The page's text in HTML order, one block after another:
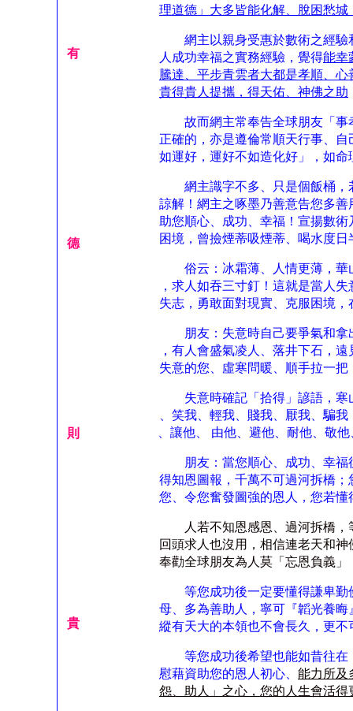
有
德
則
貴
理道德」大多皆能化解、脫困愁
網主以親身受惠於數術之經驗
人成功幸福之實務經驗，覺得能幸
騰達、平步青雲者大都是孝順、
貴得貴人提攜，得天佑、神佛之助
故而網主常奉告全球朋友「事
正確的，亦是遵倫常順天行事、
如運好，運好不如造化好」，如
網主識字不多、只是個飯桶，
諒解！網主之啄墨乃善意告您多
助您順心、成功、幸福！宣揚數
困境，曾撿煙蒂吸煙蒂、喝水度
俗云：冰霜薄、人情更薄，華
，求人如吞三寸釘！這就是當人
失志，勇敢面對現實、克服困境
朋友：失意時自己要爭氣和拿
，有人會盛氣凌人、落井下石，
失意的您、虛寒問暖、順手拉一
失意時確記「拾得」諺語，寒
、笑我、輕我、賤我、厭我、騙
、讓他、 由他、避他、耐他、敬
朋友：當您順心、成功、幸福
得知恩圖報，千萬不可過河拆橋
您、令您奮發圖強的恩人，您若
人若不知恩感恩、過河拆橋
回頭求人也沒用，相信連老天和
奉勸全球朋友為人莫「忘恩負義
等您成功後一定要懂得謙卑勤
母、多為善助人，寧可『韜光養
縱有天大的本領也不會長久，更
等您成功後希望也能如昔往在
慰藉資助您的恩人初心、 能力所及
怨、助人」之心，您的人生會活